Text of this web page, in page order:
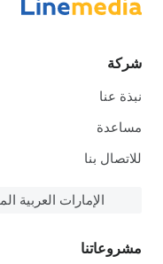
شركة
نبذة عنا
مساعدة
للاتصال بنا
الإمارات العربية
مشروعاتنا